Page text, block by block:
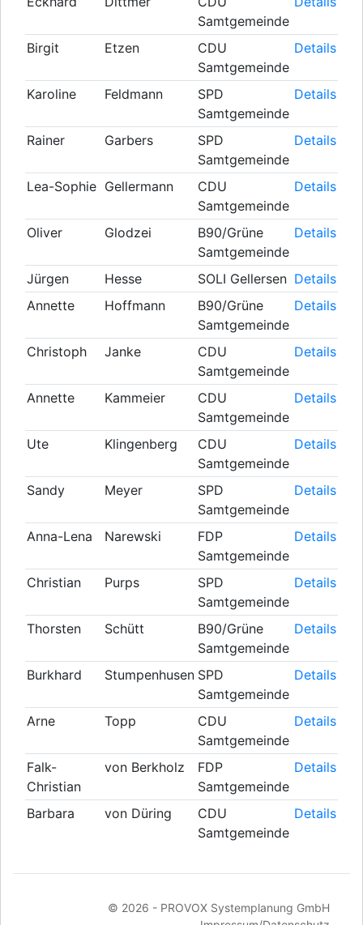
Samtgemeinde
Birgit Etzen
CDU
Samtgemeinde
Details
Karoline Feldmann
SPD
Samtgemeinde
Details
Rainer Garbers
SPD
Samtgemeinde
Details
Lea-Sophie Gellermann
CDU
Samtgemeinde
Details
Oliver Glodzei
B90/Grüne
Samtgemeinde
Details
Jürgen Hesse SOLI Gellersen Details
Annette
Hoffmann
B90/Grüne
Samtgemeinde
Details
Christoph Janke
CDU
Samtgemeinde
Details
Annette Kammeier
CDU
Samtgemeinde
Details
Ute Klingenberg
CDU
Samtgemeinde
Details
Sandy Meyer
SPD
Samtgemeinde
Details
Anna-Lena Narewski
FDP
Samtgemeinde
Details
Christian Purps
SPD
Samtgemeinde
Details
Thorsten Schütt
B90/Grüne
Samtgemeinde
Details
Burkhard Stumpenhusen SPD
Samtgemeinde
Details
Arne Topp
CDU
Samtgemeinde
Details
Falk-
Christian
von Berkholz
FDP
Samtgemeinde
Details
Barbara von Düring
CDU
Samtgemeinde
Details
© 2026 - PROVOX Systemplanung GmbH